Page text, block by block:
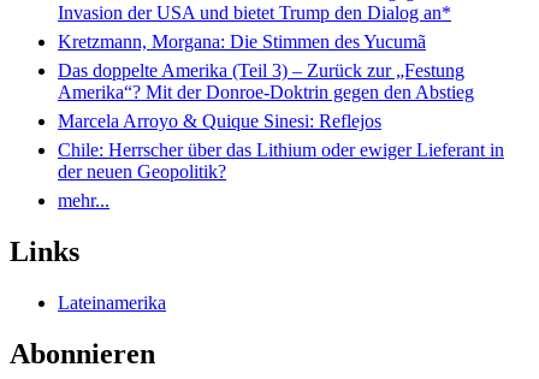
Invasion der USA und bietet Trump den Dialog an*
Kretzmann, Morgana: Die Stimmen des Yucumã
Das doppelte Amerika (Teil 3) – Zurück zur „Festung
Amerika“? Mit der Donroe-Doktrin gegen den Abstieg
Marcela Arroyo & Quique Sinesi: Reflejos
Chile: Herrscher über das Lithium oder ewiger Lieferant in
der neuen Geopolitik?
mehr...
Links
Lateinamerika
Abonnieren